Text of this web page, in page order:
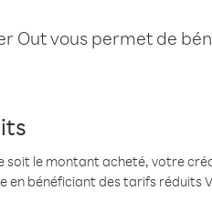
Out vous permet de
soit le montant acheté, votre
en bénéficiant des tarifs réduits